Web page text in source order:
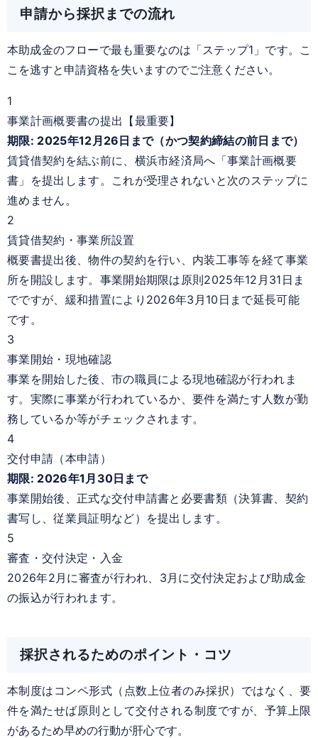
申請から採択までの流れ
本助成金のフローで最も重要なのは「ステップ1」です。こ
こを逃すと申請資格を失いますのでご注意ください。
1
事業計画概要書の提出【最重要】
期限: 2025年12月26日まで（かつ契約締結の前日まで）
賃貸借契約を結ぶ前に、横浜市経済局へ「事業計画概要
書」を提出します。これが受理されないと次のステップに
進めません。
2
賃貸借契約・事業所設置
概要書提出後、物件の契約を行い、内装工事等を経て事業
所を開設します。事業開始期限は原則2025年12月31日ま
でですが、緩和措置により2026年3月10日まで延長可能
です。
3
事業開始・現地確認
事業を開始した後、市の職員による現地確認が行われま
す。実際に事業が行われているか、要件を満たす人数が勤
務しているか等がチェックされます。
4
交付申請（本申請）
期限: 2026年1月30日まで
事業開始後、正式な交付申請書と必要書類（決算書、契約
書写し、従業員証明など）を提出します。
5
審査・交付決定・入金
2026年2月に審査が行われ、3月に交付決定および助成金
の振込が行われます。
採択されるためのポイント・コツ
本制度はコンペ形式（点数上位者のみ採択）ではなく、要
件を満たせば原則として交付される制度ですが、予算上限
があるため早めの行動が肝心です。